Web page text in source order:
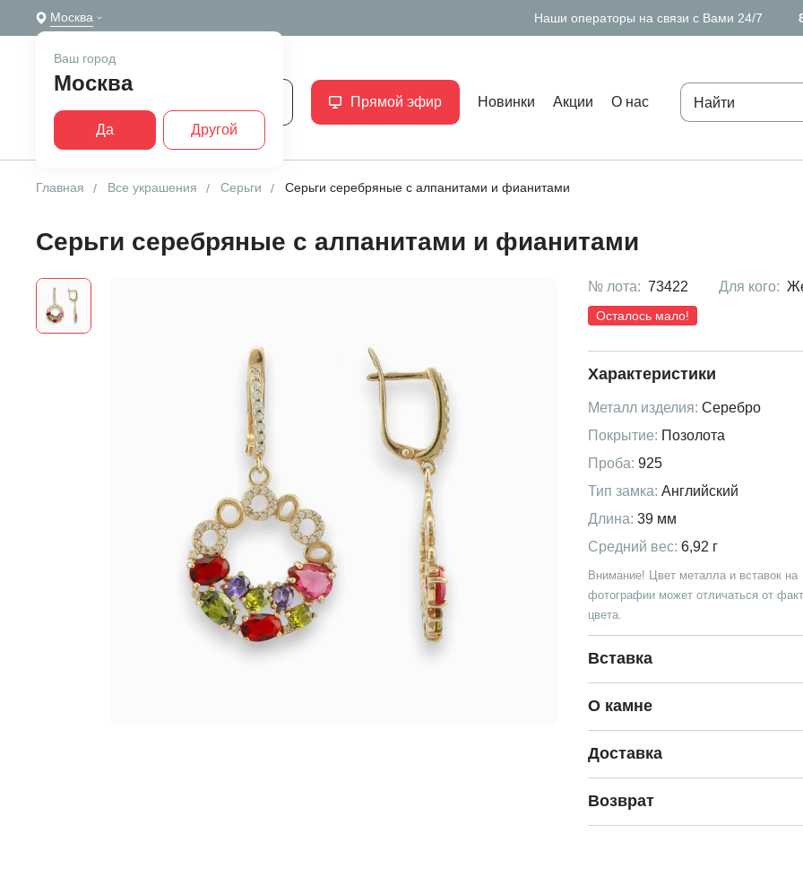
Москва Наши операторы на связи с Вами 24/7
Ваш город
Москва
Да Другой
Прямой эфир Новинки Акции О нас
Главная Все украшения Серьги Серьги серебряные с алпанитами и фианитами
Серьги серебряные с алпанитами и фианитами
№ лота: 73422 Для кого:
Осталось мало!
Характеристики
Металл изделия: Серебро
Покрытие: Позолота
Проба: 925
Тип замка: Английский
Длина: 39 мм
Средний вес: 6,92 г
Внимание! Цвет металла и вставок на
фотографии может отличаться от
цвета.
Вставка
О камне
Доставка
Возврат